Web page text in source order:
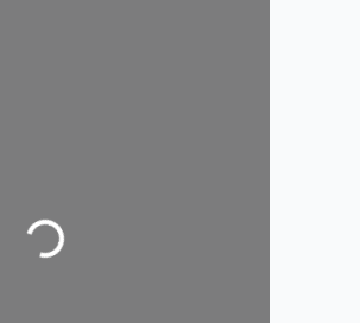
Loading...